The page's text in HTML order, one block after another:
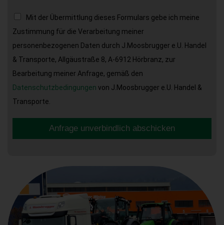
Mit der Übermittlung dieses Formulars gebe ich meine
Zustimmung für die Verarbeitung meiner
personenbezogenen Daten durch J.Moosbrugger e.U. Handel
& Transporte, Allgäustraße 8, A-6912 Hörbranz, zur
Bearbeitung meiner Anfrage, gemäß den
Datenschutzbedingungen von J.Moosbrugger e.U. Handel &
Transporte.
Anfrage unverbindlich abschicken